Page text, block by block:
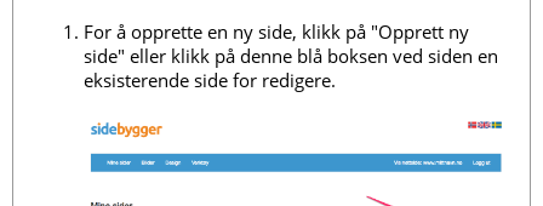
For å opprette en ny side, klikk på "Opprett ny
side" eller klikk på denne blå boksen ved siden en
eksisterende side for redigere.